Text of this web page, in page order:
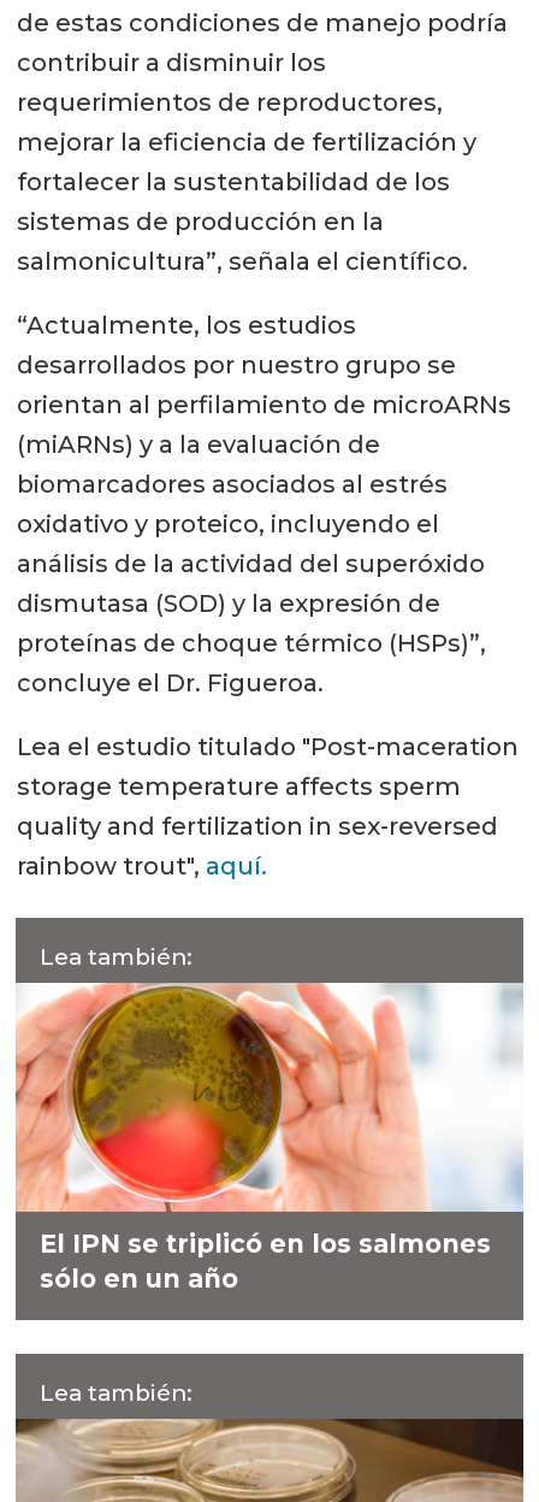
de estas condiciones de manejo podría
contribuir a disminuir los
requerimientos de reproductores,
mejorar la eficiencia de fertilización y
fortalecer la sustentabilidad de los
sistemas de producción en la
salmonicultura”, señala el científico.
“Actualmente, los estudios
desarrollados por nuestro grupo se
orientan al perfilamiento de microARNs
(miARNs) y a la evaluación de
biomarcadores asociados al estrés
oxidativo y proteico, incluyendo el
análisis de la actividad del superóxido
dismutasa (SOD) y la expresión de
proteínas de choque térmico (HSPs)”,
concluye el Dr. Figueroa.
Lea el estudio titulado "Post-maceration
storage temperature affects sperm
quality and fertilization in sex-reversed
rainbow trout", aquí.
Lea también:
El IPN se triplicó en los salmones
sólo en un año
Lea también: